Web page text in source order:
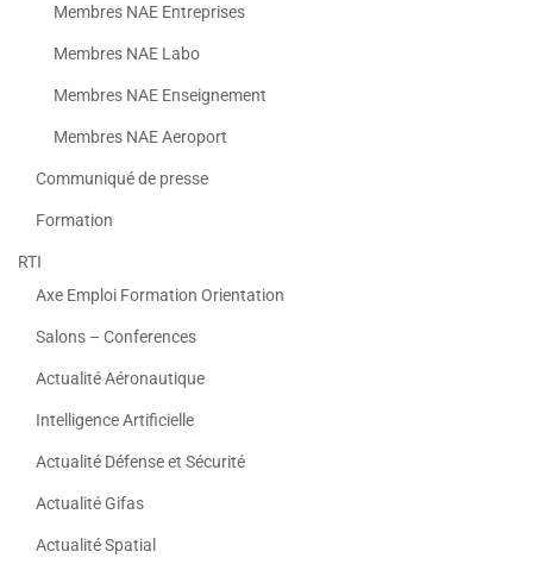
Membres NAE Entreprises
Membres NAE Labo
Membres NAE Enseignement
Membres NAE Aeroport
Communiqué de presse
Formation
RTI
Axe Emploi Formation Orientation
Salons – Conferences
Actualité Aéronautique
Intelligence Artificielle
Actualité Défense et Sécurité
Actualité Gifas
Actualité Spatial